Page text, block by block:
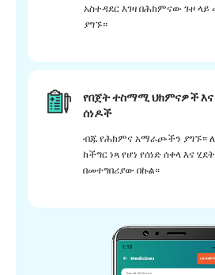
አስተዳደር እገዛ በሕክምናው ጉዞ
ያግኙ።
የበጀት ተስማሚ ህክምናዎች እና
ሰነዶች
ብጁ የሕክምና አማራጮችን ያግኙ።
ከችግር ነጻ የሆነ የሰነድ ሰቀላ እና
በመተግበሪያው በኩል።